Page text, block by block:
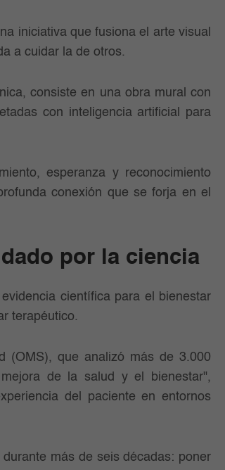
iniciativa que fusiona el arte visual
a cuidar la de otros.
consiste en una obra mural con
con inteligencia artificial para
esperanza y reconocimiento
conexión que se forja en el
por la ciencia
científica para el bienestar
terapéutico.
(OMS), que analizó más de 3.000
de la salud y el bienestar",
del paciente en entornos
más de seis décadas: poner